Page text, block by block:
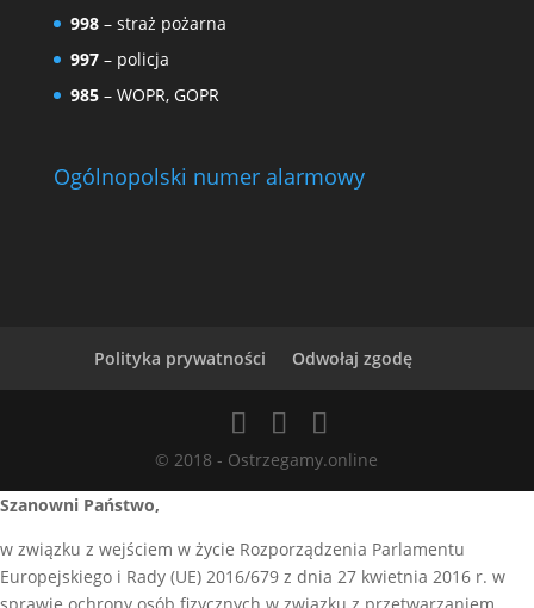
998– straż pożarna
997– policja
985– WOPR, GOPR
Ogólnopolski numer alarmowy
Polityka prywatności Odwołaj zgodę
© 2018 - Ostrzegamy.online
Szanowni Państwo,
w związku z wejściem w życie Rozporządzenia Parlamentu
Europejskiego i Rady (UE) 2016/679 z dnia 27 kwietnia 2016 r. w